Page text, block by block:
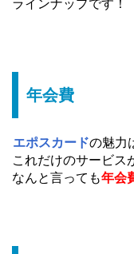
ラインナップです！
年会費
エポスカードの魅力
これだけのサービス
なんと言っても年会